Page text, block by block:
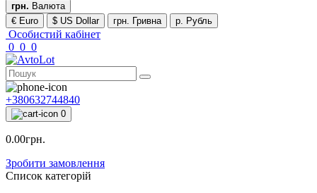
грн. Валюта
€ Euro
$ US Dollar грн. Гривна р. Рубль
Особистий кабінет
0 0 0
+380632744840
0
0.00грн.
Зробити замовлення
Список категорій